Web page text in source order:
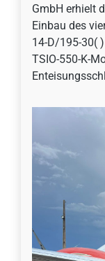
GmbH erhielt
Einbau des
14-D/195-30(
TSIO-550-K-